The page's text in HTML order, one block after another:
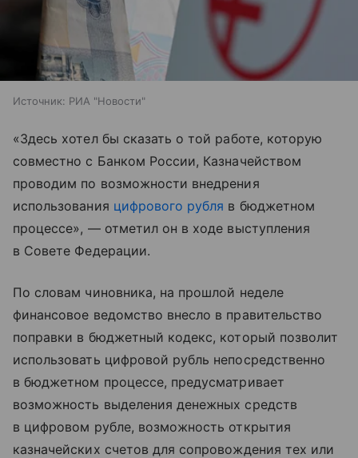
Источник: РИА "Новости"
«Здесь хотел бы сказать о той работе, которую
совместно с Банком России, Казначейством
проводим по возможности внедрения
использования цифрового рубля в бюджетном
процессе», — отметил он в ходе выступления
в Совете Федерации.
По словам чиновника, на прошлой неделе
финансовое ведомство внесло в правительство
поправки в бюджетный кодекс, который позволит
использовать цифровой рубль непосредственно
в бюджетном процессе, предусматривает
возможность выделения денежных средств
в цифровом рубле, возможность открытия
казначейских счетов для сопровождения тех или